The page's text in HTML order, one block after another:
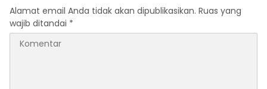
Alamat email Anda tidak akan dipublikasikan. Ruas yang
wajib ditandai *